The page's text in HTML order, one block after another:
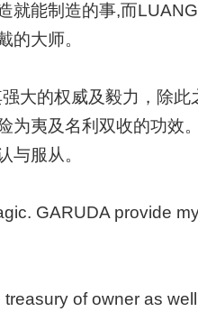
能制造的事,而
的大师。
大的权威及毅力，除
夷及名利双收的功效。
与服从。
GARUDA provide
of owner as